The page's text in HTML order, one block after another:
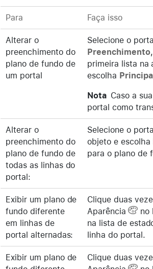
Para Faça isso
Alterar o
preenchimento do
plano de fundo de
um portal
Selecione o
Preenchimento
primeira lista na
escolha
Nota Caso a
portal como
Alterar o
preenchimento do
plano de fundo de
todas as linhas do
portal:
Selecione o
objeto e escolha
para o plano de
Exibir um plano de
fundo diferente
em linhas de
portal alternadas:
Clique duas
Aparência
no
na lista de
linha do portal.
Exibir um plano de
Clique duas